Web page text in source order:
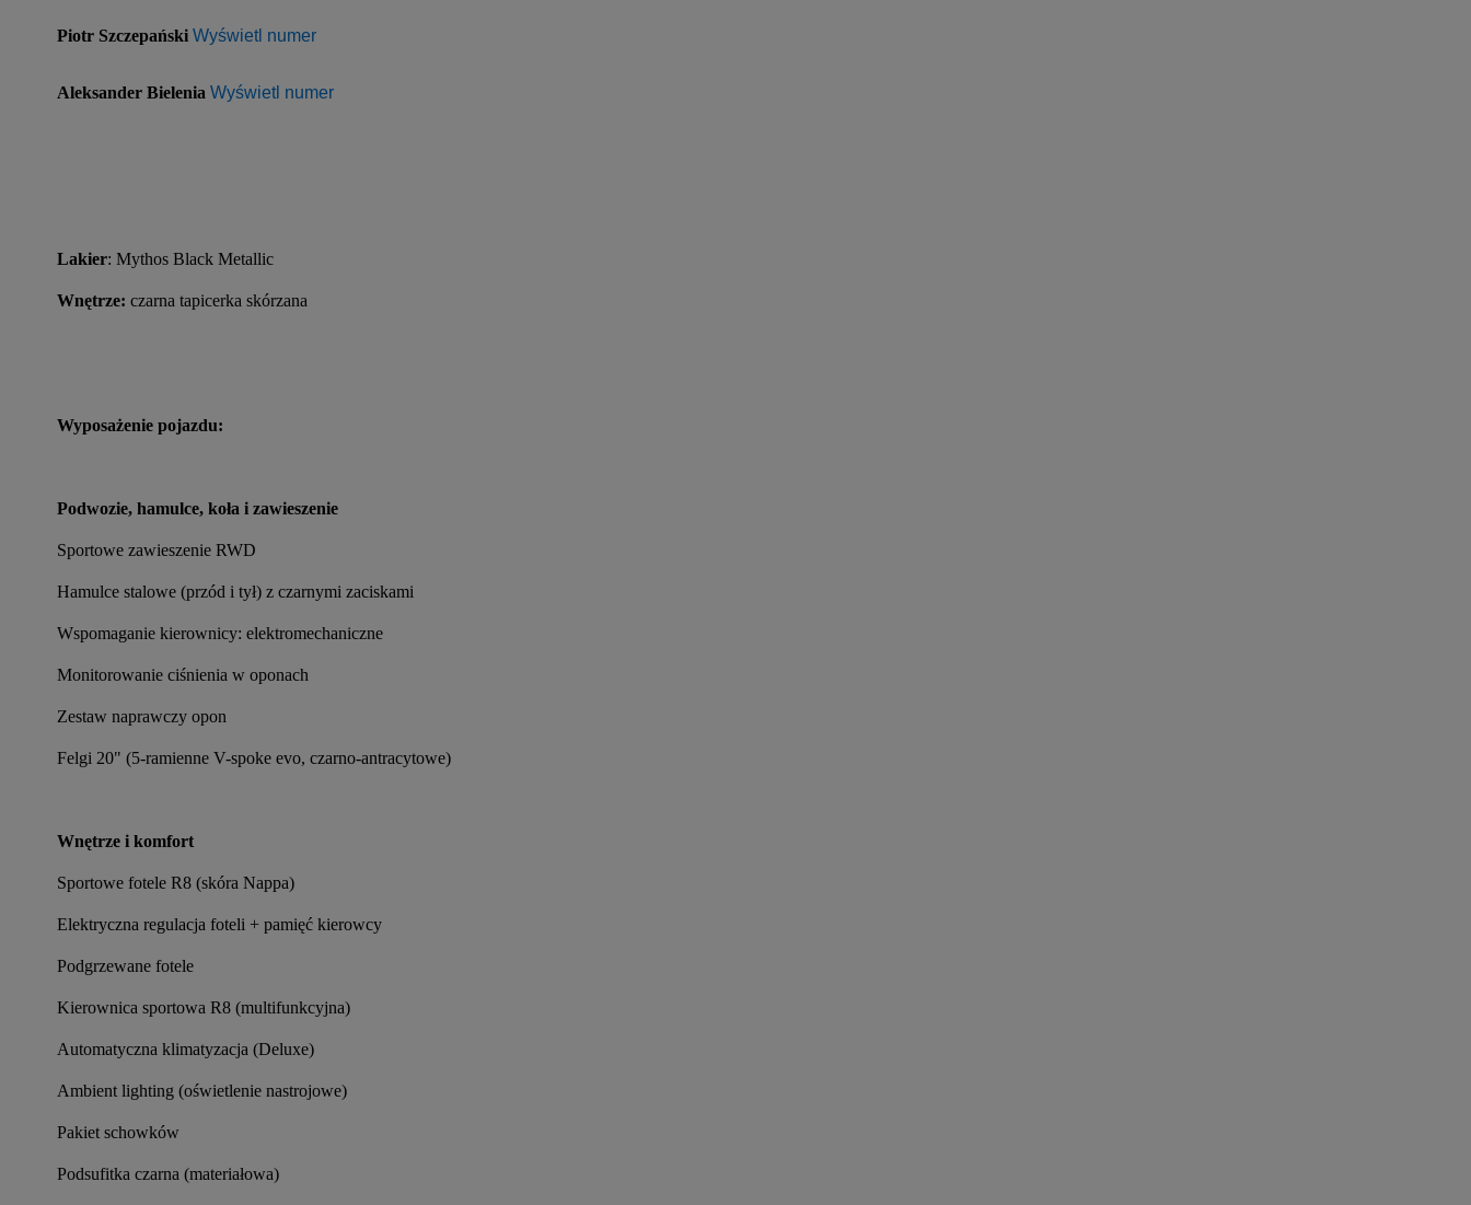
Piotr Szczepański Wyświetl numer
Aleksander Bielenia Wyświetl numer
Lakier: Mythos Black Metallic
Wnętrze: czarna tapicerka skórzana
Wyposażenie pojazdu:
Podwozie, hamulce, koła i zawieszenie
Sportowe zawieszenie RWD
Hamulce stalowe (przód i tył) z czarnymi zaciskami
Wspomaganie kierownicy: elektromechaniczne
Monitorowanie ciśnienia w oponach
Zestaw naprawczy opon
Felgi 20" (5-ramienne V-spoke evo, czarno-antracytowe)
Wnętrze i komfort
Sportowe fotele R8 (skóra Nappa)
Elektryczna regulacja foteli + pamięć kierowcy
Podgrzewane fotele
Kierownica sportowa R8 (multifunkcyjna)
Automatyczna klimatyzacja (Deluxe)
Ambient lighting (oświetlenie nastrojowe)
Pakiet schowków
Podsufitka czarna (materiałowa)